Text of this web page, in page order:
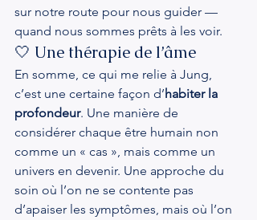
sur notre route pour nous guider —
quand nous sommes prêts à les voir.
🤍 Une thérapie de l’âme
En somme, ce qui me relie à Jung,
c’est une certaine façon d’habiter la
profondeur. Une manière de
considérer chaque être humain non
comme un « cas », mais comme un
univers en devenir. Une approche du
soin où l’on ne se contente pas
d’apaiser les symptômes, mais où l’on